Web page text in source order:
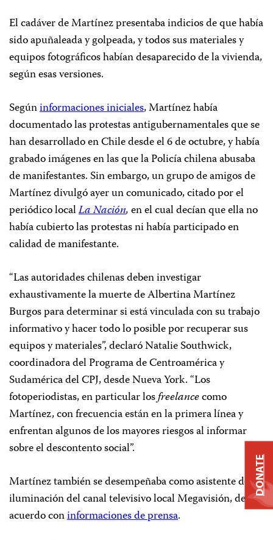
El cadáver de Martínez presentaba indicios de que había
sido apuñaleada y golpeada, y todos sus materiales y
equipos fotográficos habían desaparecido de la vivienda,
según esas versiones.
Segúninformaciones iniciales, Martínez había
documentado las protestas antigubernamentales que se
han desarrollado en Chile desde el 6 de octubre, y había
grabado imágenes en las que la Policía chilena abusaba
de manifestantes. Sin embargo, un grupo de amigos de
Martínez divulgó ayer un comunicado, citado por el
periódico localLa Nación,en el cual decían que ella no
había cubierto las protestas ni había participado en
calidad de manifestante.
“Las autoridades chilenas deben investigar
exhaustivamente la muerte de Albertina Martínez
Burgos para determinar si está vinculada con su trabajo
informativo y hacer todo lo posible por recuperar sus
equipos y materiales”, declaró Natalie Southwick,
coordinadora del Programa de Centroamérica y
Sudamérica del CPJ, desde Nueva York. “Los
fotoperiodistas, en particular losfreelancecomo
Martínez, con frecuencia están en la primera línea y
enfrentan algunos de los mayores riesgos al informar
sobre el descontento social”.
Martínez también se desempeñaba como asistente de
iluminación del canal televisivo local Megavisión, de
acuerdo coninformaciones de prensa.
DONATE